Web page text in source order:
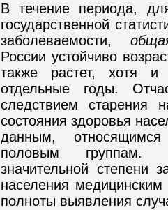
В течение периода,
государственной
заболеваемости,
России устойчиво
также растет, хотя
отдельные годы.
следствием старения
состояния здоровья
данным,
половым группам.
значительной степени
населения
полноты выявления